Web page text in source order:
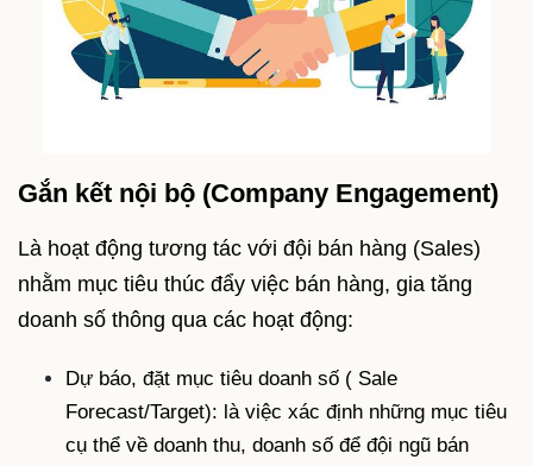
Gắn kết nội bộ (Company Engagement)
Là hoạt động tương tác với đội bán hàng (Sales)
nhằm mục tiêu thúc đẩy việc bán hàng, gia tăng
doanh số thông qua các hoạt động:
Dự báo, đặt mục tiêu doanh số ( Sale
Forecast/Target): là việc xác định những mục tiêu
cụ thể về doanh thu, doanh số để đội ngũ bán